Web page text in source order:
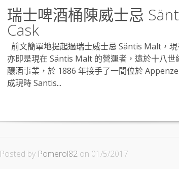
瑞士啤酒桶陳威士忌
Cask
前文簡單地提起過瑞士威士忌 Säntis Malt，
亦即是現在 Säntis Malt 的營運者，遠於十八
釀酒事業，於 1886 年接手了一間位於
成現時 Santis...
Posted by Pomerol82 on 01/5/2017